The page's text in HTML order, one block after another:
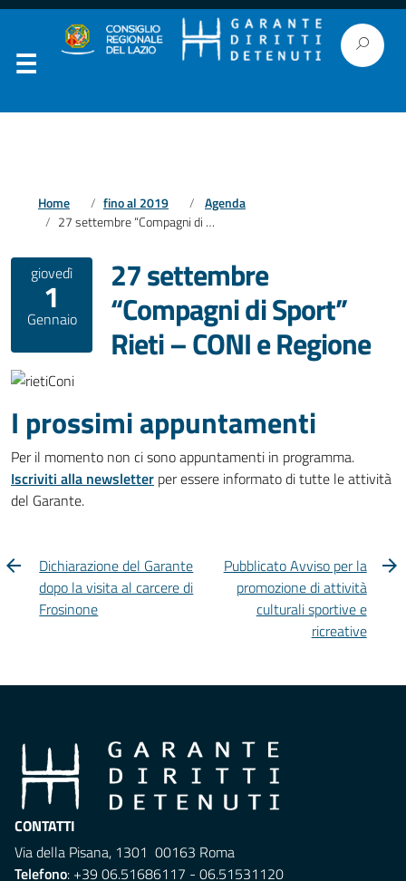
Home fino al 2019
Agenda
27 settembre “Compagni di Sport” Rieti – CONI e Regione
giovedì
1
Gennaio
27 settembre
“Compagni di Sport”
Rieti – CONI e Regione
I prossimi appuntamenti
Per il momento non ci sono appuntamenti in programma.
Iscriviti alla newsletter per essere informato di tutte le attività
del Garante.
Dichiarazione del Garante
dopo la visita al carcere di
Frosinone
Pubblicato Avviso per la
promozione di attività
culturali sportive e
ricreative
CONTATTI
Via della Pisana, 1301 00163 Roma
Telefono: +39 06.51686117 - 06.51531120